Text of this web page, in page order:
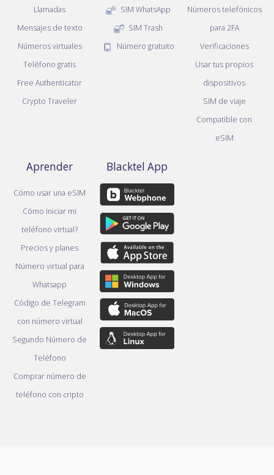
Llamadas
Mensajes de texto
Números virtuales
Teléfono gratis
Free Authenticator
Crypto Traveler
SIM WhatsApp
SIM Trash
Número gratuito
Números telefónicos
para 2FA
Verificaciones
Usar tus propios
dispositivos
SIM de viaje
Compatible con
eSIM
Aprender
Cómo usar una eSIM
Cómo iniciar mi
teléfono virtual?
Precios y planes
Número virtual para
Whatsapp
Código de Telegram
con número virtual
Segundo Número de
Teléfono
Comprar número de
teléfono con cripto
Blacktel App